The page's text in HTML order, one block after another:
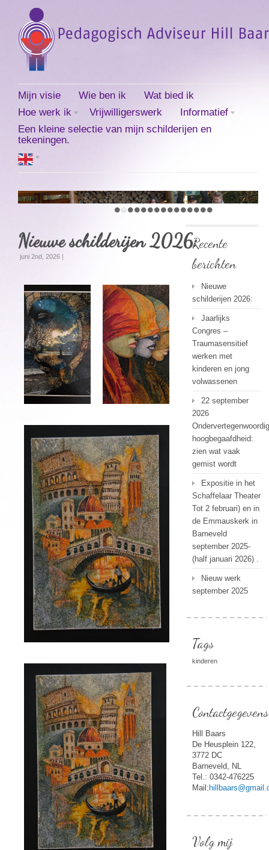
Mijn visie Wie ben ik
Wat bied ik
Hoe werk ik
Vrijwilligerswerk
Informatief
Een kleine selectie van mijn schilderijen en
tekeningen.
Nieuwe schilderijen 2026:
juni 2nd, 2026 |
Recente
berichten
Nieuwe
schilderijen 2026:
Jaarlijks
Congres –
Traumasensitief
werken met
kinderen en jong
volwassenen
22 september
2026
hoogbegaafdheid:
zien wat vaak
gemist wordt
Expositie in het
Schaffelaar Theater
Tot 2 februari) en in
de Emmauskerk in
Barneveld
september 2025-
(half januari 2026) .
Nieuw werk
september 2025
Tags
kinderen
Hill Baars
De Heusplein 122,
3772 DC
Barneveld, NL
Tel.: 0342-476225
Mail:
Volg mij